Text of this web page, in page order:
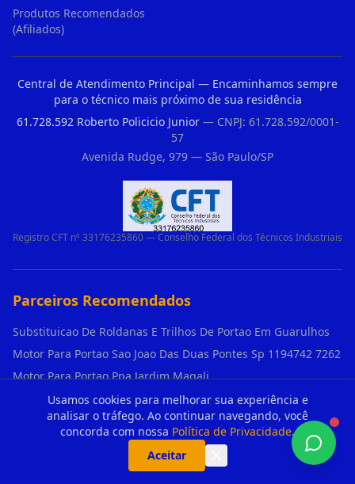
Usamos cookies para melhorar sua experiência e
analisar o tráfego. Ao continuar navegando, você
concorda com nossa Política de Privacidade.
Aceitar
Produtos Recomendados
(Afiliados)
Central de Atendimento Principal — Encaminhamos sempre
para o técnico mais próximo de sua residência
61.728.592 Roberto Policicio Junior— CNPJ: 61.728.592/0001-
57
Avenida Rudge, 979 — São Paulo/SP
Registro CFT nº 33176235860 — Conselho Federal dos Técnicos Industriais
Parceiros Recomendados
Substituicao De Roldanas E Trilhos De Portao Em Guarulhos
Motor Para Portao Sao Joao Das Duas Pontes Sp 1194742 7262
Motor Para Portao Ppa Jardim Magali
Motor de portão vem com manual em Engenheiro Goulart?
Motor de portão precisa de aterramento em Vila Mariana?
Como aumentar a segurança contra clonagem de controles de portão em São Rafael?
O que é o 'curso' do motor basculante e como escolher o tamanho certo (1,4m, 1,5m, 2,0m) em Engenheiro Goulart?